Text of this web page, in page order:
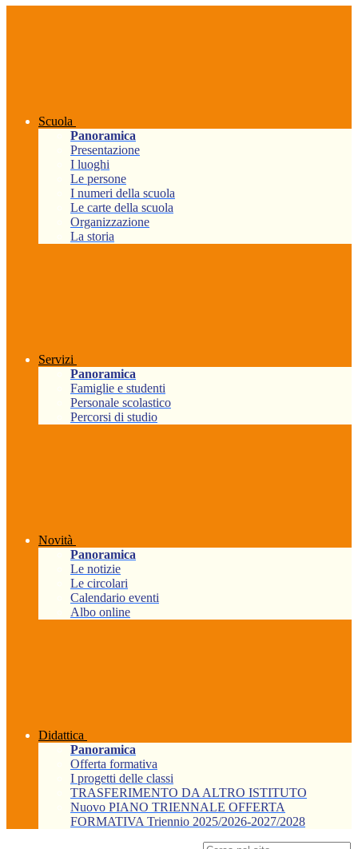
Scuola
Panoramica
Presentazione
I luoghi
Le persone
I numeri della scuola
Le carte della scuola
Organizzazione
La storia
Servizi
Panoramica
Famiglie e studenti
Personale scolastico
Percorsi di studio
Novità
Panoramica
Le notizie
Le circolari
Calendario eventi
Albo online
Didattica
Panoramica
Offerta formativa
I progetti delle classi
TRASFERIMENTO DA ALTRO ISTITUTO
Nuovo PIANO TRIENNALE OFFERTA
FORMATIVA Triennio 2025/2026-2027/2028